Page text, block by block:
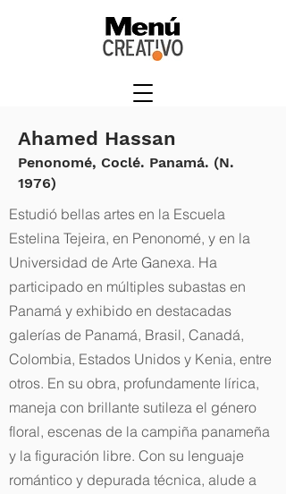
Ahamed Hassan
Penonomé, Coclé. Panamá. (N.
1976)
Estudió bellas artes en la Escuela
Estelina Tejeira, en Penonomé, y en la
Universidad de Arte Ganexa. Ha
participado en múltiples subastas en
Panamá y exhibido en destacadas
galerías de Panamá, Brasil, Canadá,
Colombia, Estados Unidos y Kenia, entre
otros. En su obra, profundamente lírica,
maneja con brillante sutileza el género
floral, escenas de la campiña panameña
y la figuración libre. Con su lenguaje
romántico y depurada técnica, alude a